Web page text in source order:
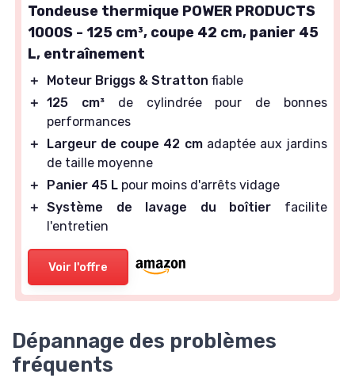
Tondeuse thermique POWER PRODUCTS
1000S - 125 cm³, coupe 42 cm, panier 45
L, entraînement
＋ Moteur Briggs & Stratton fiable
＋ 125 cm³de cylindrée pour de bonnes
performances
＋
Largeur de coupe 42 cmadaptée aux jardins
de taille moyenne
＋
Panier 45 L pour moins d'arrêts vidage
＋ Système de lavage du boîtier facilite
l'entretien
Voir l'offre
Dépannage des problèmes
fréquents